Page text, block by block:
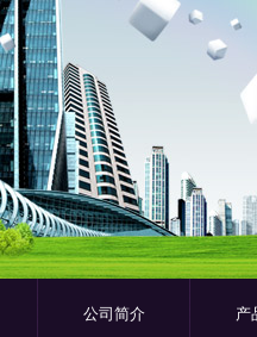
公司简介 产